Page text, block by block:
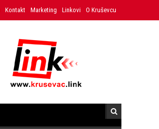
Kontakt Marketing Linkovi O Kruševcu